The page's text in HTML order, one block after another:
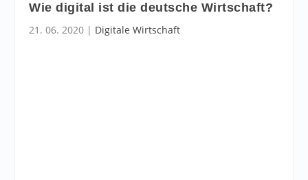
Wie digital ist die deutsche Wirtschaft?
21. 06. 2020 | Digitale Wirtschaft